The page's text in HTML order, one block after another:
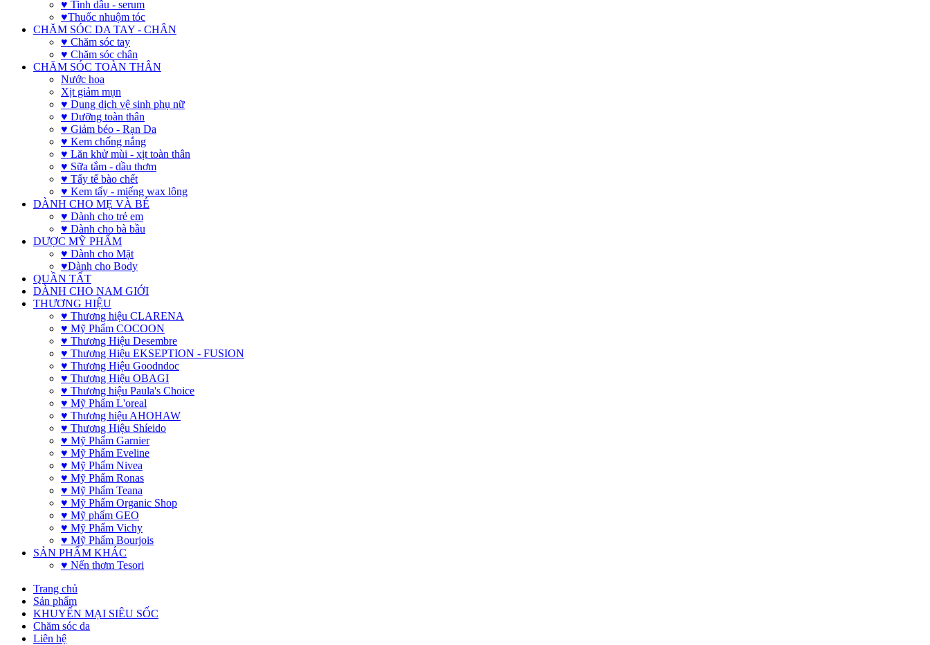
♥ Tinh dầu - serum
♥Thuốc nhuộm tóc
CHĂM SÓC DA TAY - CHÂN
♥ Chăm sóc tay
♥ Chăm sóc chân
CHĂM SÓC TOÀN THÂN
Nước hoa
Xịt giảm mụn
♥ Dung dịch vệ sinh phụ nữ
♥ Dưỡng toàn thân
♥ Giảm béo - Rạn Da
♥ Kem chống nắng
♥ Lăn khử mùi - xịt toàn thân
♥ Sữa tắm - dầu thơm
♥ Tẩy tế bào chết
♥ Kem tẩy - miếng wax lông
DÀNH CHO MẸ VÀ BÉ
♥ Dành cho trẻ em
♥ Dành cho bà bầu
DƯỢC MỸ PHẨM
♥ Dành cho Mặt
♥Dành cho Body
QUẦN TẤT
DÀNH CHO NAM GIỚI
THƯƠNG HIỆU
♥ Thương hiệu CLARENA
♥ Mỹ Phẩm COCOON
♥ Thương Hiệu Desembre
♥ Thương Hiệu EKSEPTION - FUSION
♥ Thương Hiệu Goodndoc
♥ Thương Hiệu OBAGI
♥ Thương hiệu Paula's Choice
♥ Mỹ Phẩm L'oreal
♥ Thương hiệu AHOHAW
♥ Thương Hiệu Shíeido
♥ Mỹ Phẩm Garnier
♥ Mỹ Phẩm Eveline
♥ Mỹ Phẩm Nivea
♥ Mỹ Phẩm Ronas
♥ Mỹ Phẩm Teana
♥ Mỹ Phẩm Organic Shop
♥ Mỹ phẩm GEO
♥ Mỹ Phẩm Vichy
♥ Mỹ Phẩm Bourjois
SẢN PHẨM KHÁC
♥ Nến thơm Tesori
Trang chủ
Sản phẩm
KHUYẾN MẠI SIÊU SỐC
Chăm sóc da
Liên hệ